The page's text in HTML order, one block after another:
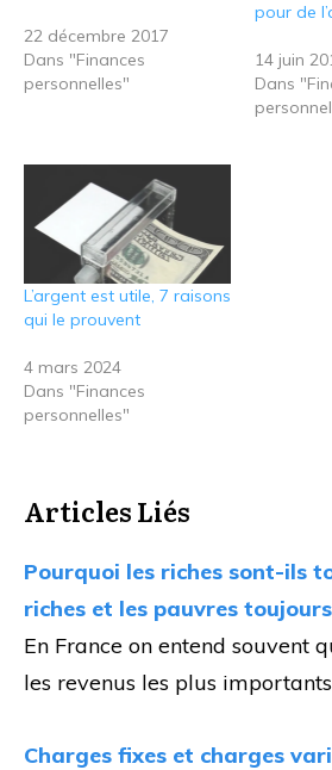
22 décembre 2017
Dans "Finances
personnelles"
pour de
14 juin
Dans
L’argent est utile, 7 raisons
qui le prouvent
4 mars 2024
Dans "Finances
personnelles"
Articles Liés
Pourquoi les riches sont-ils
riches et les pauvres
En France on entend souvent
les revenus les plus
Charges fixes et charges